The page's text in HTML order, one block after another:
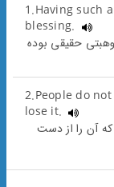
1.Having such
blessing.
حقیقی بوده
2.People do
lose it.
که آن را از دست